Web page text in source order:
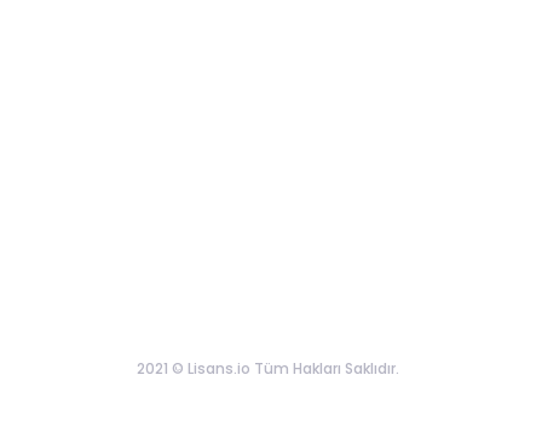
2021 © Lisans.io Tüm Hakları Saklıdır.